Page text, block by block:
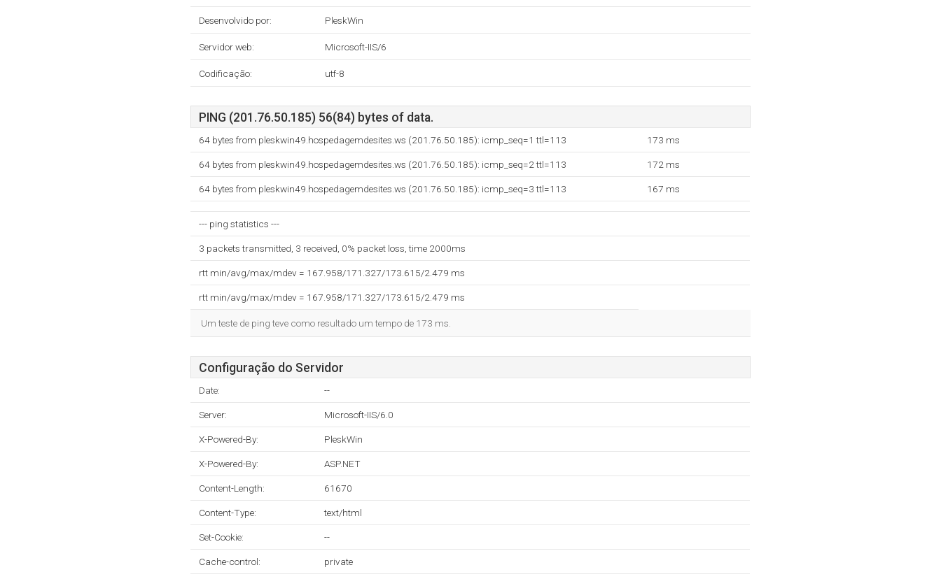
Desenvolvido por: PleskWin
Servidor web: Microsoft-IIS/6
Codificação: utf-8
PING (201.76.50.185) 56(84) bytes of data.
64 bytes from pleskwin49.hospedagemdesites.ws (201.76.50.185): icmp_seq=1 ttl=113 173 ms
64 bytes from pleskwin49.hospedagemdesites.ws (201.76.50.185): icmp_seq=2 ttl=113 172 ms
64 bytes from pleskwin49.hospedagemdesites.ws (201.76.50.185): icmp_seq=3 ttl=113 167 ms
--- ping statistics ---
3 packets transmitted, 3 received, 0% packet loss, time 2000ms
rtt min/avg/max/mdev = 167.958/171.327/173.615/2.479 ms
rtt min/avg/max/mdev = 167.958/171.327/173.615/2.479 ms
Um teste de ping teve como resultado um tempo de 173 ms.
Configuração do Servidor
Date: --
Server: Microsoft-IIS/6.0
X-Powered-By: PleskWin
X-Powered-By: ASP.NET
Content-Length: 61670
Content-Type: text/html
Set-Cookie: --
Cache-control: private